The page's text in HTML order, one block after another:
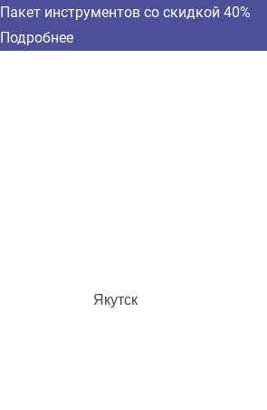
Пакет инструментов со скидкой 40%
Подробнее
Якутск